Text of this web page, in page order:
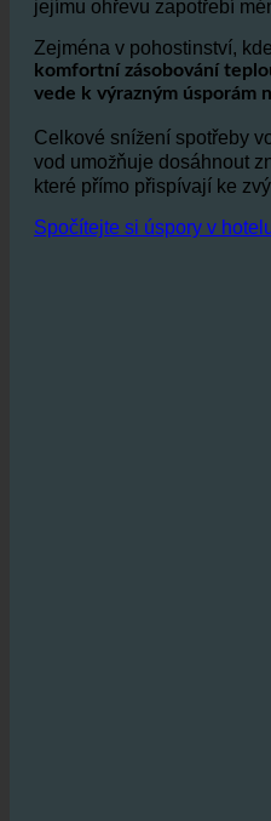
Kromě přímých úspor vody
teplé vodě . Protože
jejímu ohřevu zapotřebí
Zejména v pohostinství,
komfortní zásobování
vede k výrazným úsporám
Celkové snížení spotřeby
vod umožňuje dosáhnout